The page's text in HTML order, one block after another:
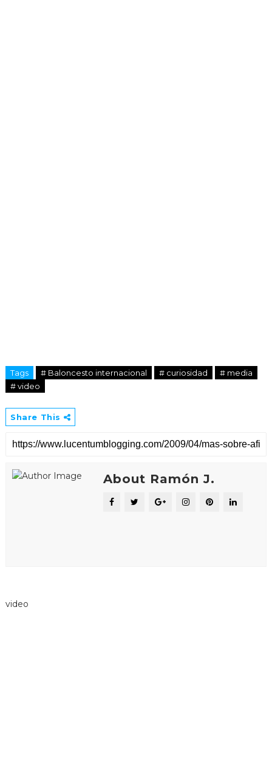
Tags # Baloncesto internacional # curiosidad
# media
# video
Share This
About Ramón J.
video